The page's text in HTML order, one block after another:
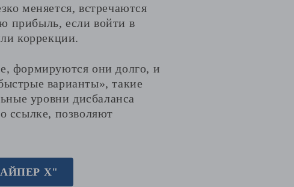
меняется, встречаются
прибыль, если войти в
коррекции.
формируются они долго, и
варианты», такие
уровни дисбаланса
ссылке, позволяют
Х"